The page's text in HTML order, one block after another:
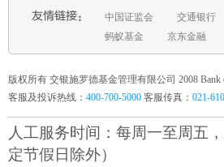
中国证监会 交通银行
蚂蚁基金
京东金融
版权所有 交银施罗德基金管理有限公司 2008 Bank
客服及投诉热线： 400-700-5000 客服传真： 021-
人工服务时间：每周一至周五
定节假日除外）